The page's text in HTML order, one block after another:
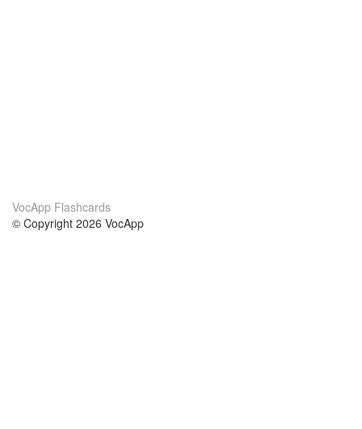
VocApp Flashcards
© Copyright 2026 VocApp